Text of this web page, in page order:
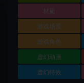
游戏场景
游戏角色
虚幻动画
虚幻特效